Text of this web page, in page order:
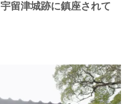
留津城跡に鎮座されて